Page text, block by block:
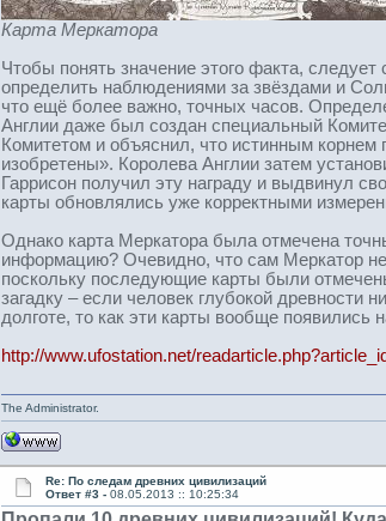
Карта Меркатора
Чтобы понять значение этого факта,
определить наблюдениями за звёздами и
что ещё более важно, точных часов.
Англии даже был создан специальный
Комитетом и объяснил, что истинным
изобретены». Королева Англии затем
Гаррисон получил эту награду и выдвинул
карты обновлялись уже корректными
Однако карта Меркатора была отмечена
информацию? Очевидно, что сам Меркатор не
поскольку последующие карты были
загадку – если человек глубокой древности
долготе, то как эти карты вообще появились
http://www.ufostation.net/
The Administrator.
Re: По следам древних цивилизаций
Ответ #3 - 08.05.2013 :: 10:25:34